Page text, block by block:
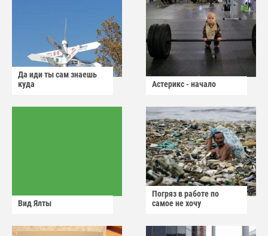
Да иди ты сам знаешь
куда
Астерикс - начало
Вид Ялты
Погряз в работе по
самое не хочу